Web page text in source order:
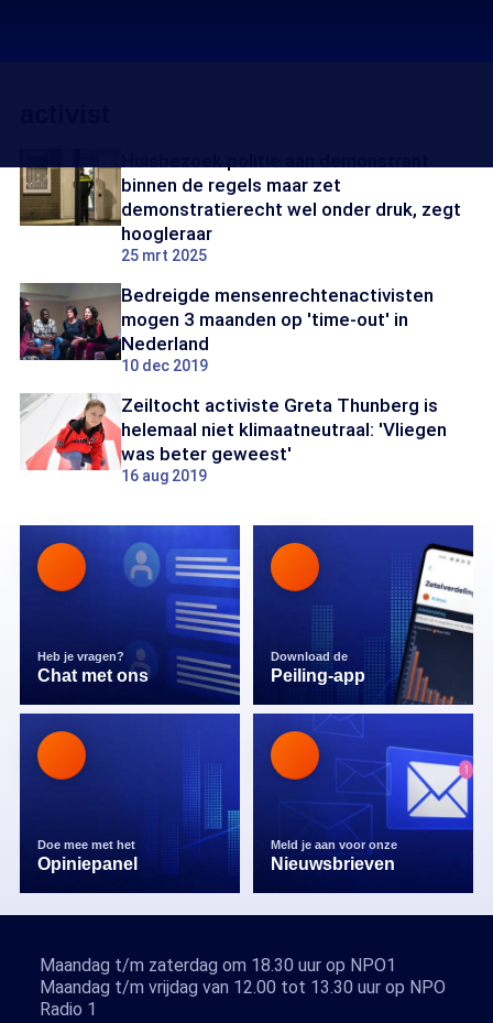
binnen de regels maar zet
demonstratierecht wel onder druk, zegt
hoogleraar
25 mrt 2025
Bedreigde mensenrechtenactivisten
mogen 3 maanden op 'time-out' in
Nederland
10 dec 2019
Zeiltocht activiste Greta Thunberg is
helemaal niet klimaatneutraal: 'Vliegen
was beter geweest'
16 aug 2019
Heb je vragen?
Chat met ons
Download de
Peiling-app
Doe mee met het
Opiniepanel
Meld je aan voor onze
Nieuwsbrieven
Maandag t/m zaterdag om 18.30 uur op NPO1
Maandag t/m vrijdag van 12.00 tot 13.30 uur op NPO
Radio 1